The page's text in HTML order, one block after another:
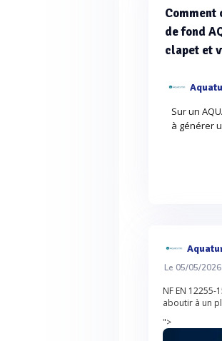
de fond
clapet et
Sur un
à générer
Le 05/05/2026
NF EN 12255-
aboutir à un
">